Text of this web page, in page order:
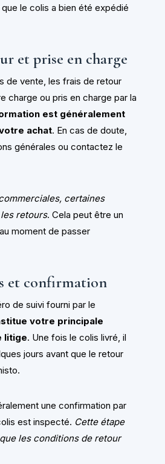
le colis a bien été expédié
et prise en charge
de vente, les frais de retour
charge ou pris en charge par la
est généralement
achat. En cas de doute,
générales ou contactez le
certaines
retours. Cela peut être un
moment de passer
et confirmation
de suivi fourni par le
votre principale
litige. Une fois le colis livré, il
jours avant que le retour
une confirmation par
est inspecté. Cette étape
les conditions de retour